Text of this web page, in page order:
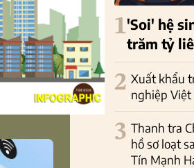
1'Soi' hệ
trăm tỷ
2 Xuất khẩu
nghiệp
3 Thanh tra
hồ sơ loạt
Tín Mạnh